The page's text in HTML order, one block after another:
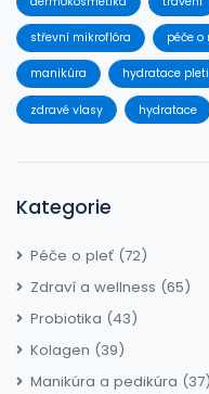
střevní mikroflóra péče o
manikúra hydratace pleti
zdravé vlasy hydratace
Kategorie
Péče o pleť (72)
Zdraví a wellness (65)
Probiotika (43)
Kolagen (39)
Manikúra a pedikúra (37)